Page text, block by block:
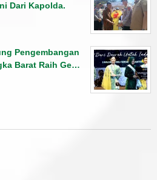
Dari Kapolda.
Pengembangan
Barat Raih Ge…